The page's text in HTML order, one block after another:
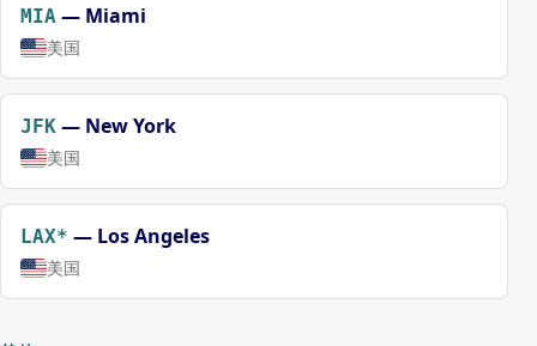
MIA — Miami
美国
JFK — New York
美国
LAX* — Los Angeles
美国